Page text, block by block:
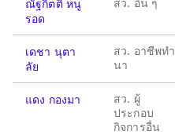
ณัฐกิตติ์ หนู
รอด
เดชา นุตา
ลัย
สว. อาชีพทำ
นา
แดง กองมา
สว. ผู้
ประกอบ
กิจการอื่น